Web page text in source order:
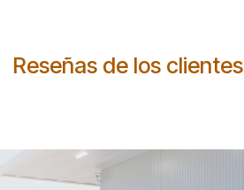
Reseñas de los clientes